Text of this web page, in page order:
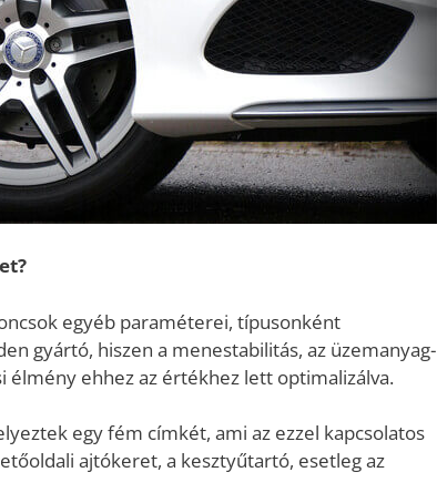
egyéb paraméterei, típusonként
gyártó, hiszen a menestabilitás, az üzemanyag-
élmény ehhez az értékhez lett optimalizálva.
egy fém címkét, ami az ezzel kapcsolatos
ajtókeret, a kesztyűtartó, esetleg az